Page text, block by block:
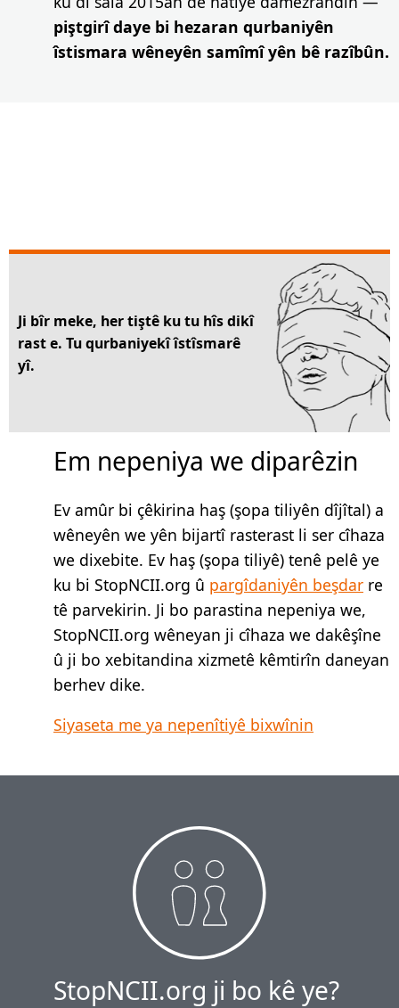
piştgirî daye bi hezaran qurbaniyên
îstismara wêneyên samîmî yên bê razîbûn.
Ji bîr meke, her tiştê ku tu hîs dikî
rast e. Tu qurbaniyekî îstîsmarê
yî.
Em nepeniya we diparêzin
Ev amûr bi çêkirina haş (şopa tiliyên dîjîtal) a
wêneyên we yên bijartî rasterast li ser cîhaza
we dixebite. Ev haş (şopa tiliyê) tenê pelê ye
ku bi StopNCII.org û pargîdaniyên beşdar re
tê parvekirin. Ji bo parastina nepeniya we,
StopNCII.org wêneyan ji cîhaza we dakêşîne
û ji bo xebitandina xizmetê kêmtirîn daneyan
berhev dike.
Siyaseta me ya nepenîtiyê bixwînin
StopNCII.org ji bo kê ye?